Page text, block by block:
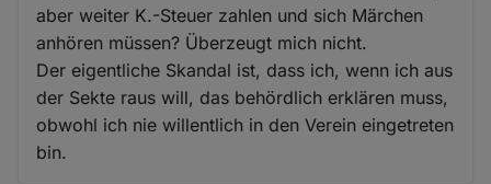
aber weiter K.-Steuer zahlen und sich Märchen
anhören müssen? Überzeugt mich nicht.
Der eigentliche Skandal ist, dass ich, wenn ich aus
der Sekte raus will, das behördlich erklären muss,
obwohl ich nie willentlich in den Verein eingetreten
bin.